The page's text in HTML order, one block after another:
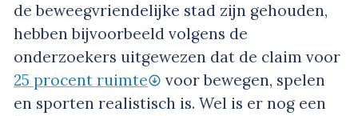
de beweegvriendelijke stad zijn gehouden,
hebben bijvoorbeeld volgens de
onderzoekers uitgewezen dat de claim voor
25 procent ruimte
voor bewegen, spelen
en sporten realistisch is. Wel is er nog een